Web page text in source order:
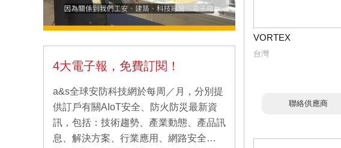
4大電子報，免費訂閱！
a&s全球安防科技網於每周／月，分別提
供訂戶有關AIoT安全、防火防災最新資
訊，包括：技術趨勢、產業動態、產品訊
息、解決方案、行業應用、網路安全…
VORTEX
台灣
聯絡供應商